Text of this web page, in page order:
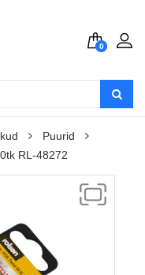
0
Puurid
RL-48272